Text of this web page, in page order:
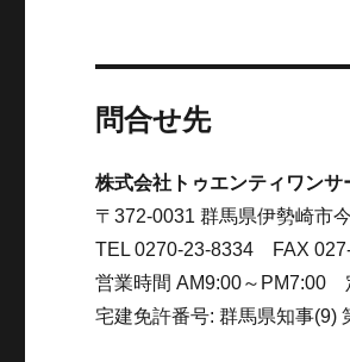
問合せ先
株式会社トゥエンティワンサ
〒372-0031 群馬県伊勢崎市
TEL 0270-23-8334 FAX
営業時間 AM9:00～PM7:00
宅建免許番号: 群馬県知事(9)